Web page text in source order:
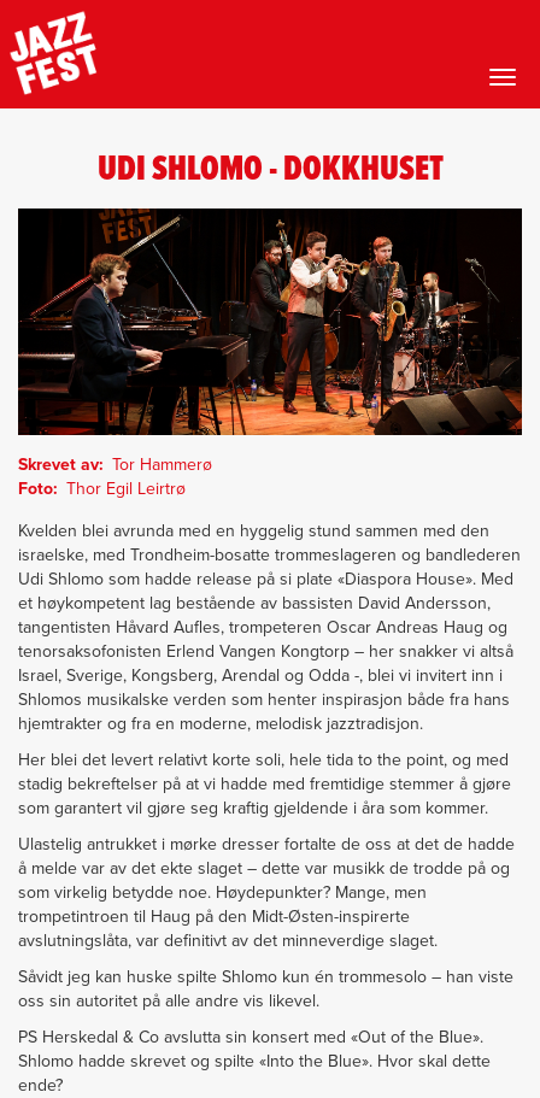
hovedinnholdUDI SHLOMO - DOKKHUSET
Skrevet av
Tor Hammerø
Foto
Thor Egil Leirtrø
Kvelden blei avrunda med en hyggelig stund sammen med den
israelske, med Trondheim-bosatte trommeslageren og bandlederen
Udi Shlomo som hadde release på si plate «Diaspora House». Med
et høykompetent lag bestående av bassisten David Andersson,
tangentisten Håvard Aufles, trompeteren Oscar Andreas Haug og
tenorsaksofonisten Erlend Vangen Kongtorp – her snakker vi altså
Israel, Sverige, Kongsberg, Arendal og Odda -, blei vi invitert inn i
Shlomos musikalske verden som henter inspirasjon både fra hans
hjemtrakter og fra en moderne, melodisk jazztradisjon.
Her blei det levert relativt korte soli, hele tida to the point, og med
stadig bekreftelser på at vi hadde med fremtidige stemmer å gjøre
som garantert vil gjøre seg kraftig gjeldende i åra som kommer.
Ulastelig antrukket i mørke dresser fortalte de oss at det de hadde
å melde var av det ekte slaget – dette var musikk de trodde på og
som virkelig betydde noe. Høydepunkter? Mange, men
trompetintroen til Haug på den Midt-Østen-inspirerte
avslutningslåta, var definitivt av det minneverdige slaget.
Såvidt jeg kan huske spilte Shlomo kun én trommesolo – han viste
oss sin autoritet på alle andre vis likevel.
PS Herskedal & Co avslutta sin konsert med «Out of the Blue».
Shlomo hadde skrevet og spilte «Into the Blue». Hvor skal dette
ende?